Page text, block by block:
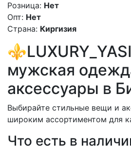
Розница: Нет
Опт: Нет
Страна: Киргизия
мужская
аксессуары в
Выбирайте стильные вещи и
широким ассортиментом для
Что есть в